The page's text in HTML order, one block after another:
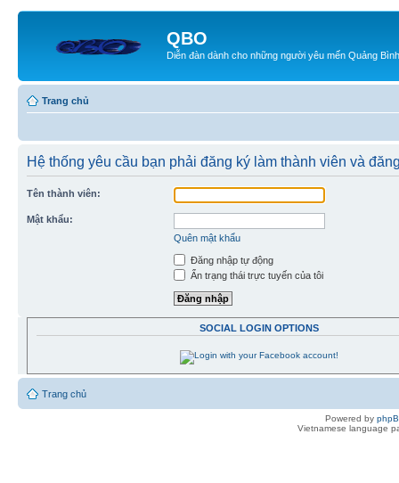
QBO
Diễn đàn dành cho những người yêu mến Quảng Bình
Trang chủ
Hệ thống yêu cầu bạn phải đăng ký làm thành viên và
Tên thành viên:
Mật khẩu:
Quên mật khẩu
Đăng nhập tự động
Ẩn trạng thái trực tuyến của tôi
SOCIAL LOGIN OPTIONS
Trang chủ
Powered by
Vietnamese language